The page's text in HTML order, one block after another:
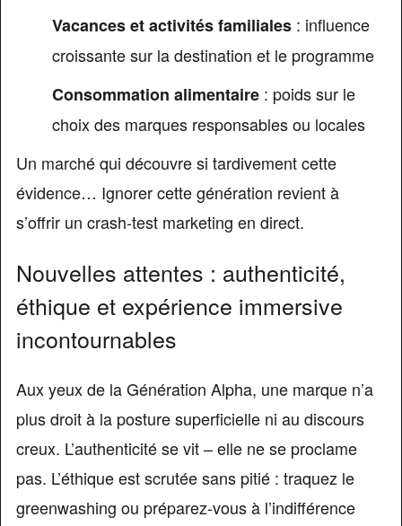
Vacances et activités familiales: influence
croissante sur la destination et le programme
Consommation alimentaire: poids sur le
choix des marques responsables ou locales
Un marché qui découvre si tardivement cette
évidence… Ignorer cette génération revient à
s’offrir un crash-test marketing en direct.
Nouvelles attentes : authenticité,
éthique et expérience immersive
incontournables
Aux yeux de la Génération Alpha, une marque n’a
plus droit à la posture superficielle ni au discours
creux. L’authenticité se vit – elle ne se proclame
pas. L’éthique est scrutée sans pitié : traquez le
greenwashing ou préparez-vous à l’indifférence